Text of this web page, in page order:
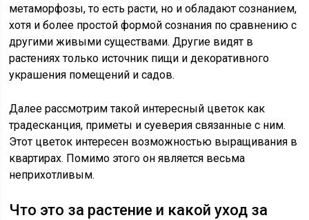
метаморфозы, то есть расти, но и обладают сознанием,
хотя и более простой формой сознания по сравнению с
другими живыми существами. Другие видят в
растениях только источник пищи и декоративного
украшения помещений и садов.
Далее рассмотрим такой интересный цветок как
традесканция, приметы и суеверия связанные с ним.
Этот цветок интересен возможностью выращивания в
квартирах. Помимо этого он является весьма
неприхотливым.
Что это за растение и какой уход за